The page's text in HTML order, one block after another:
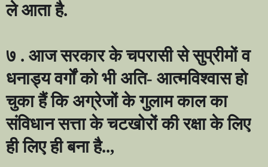
ले आता है.
७ . आज सरकार के चपरासी से सुप्रीमों व
धनाड्य वर्गों को भी अति- आत्मविश्वास हो
चुका हैं कि अग्रेजों के गुलाम काल का
संविधान सत्ता के चटखोरों की रक्षा के लिए
ही लिए ही बना है..,